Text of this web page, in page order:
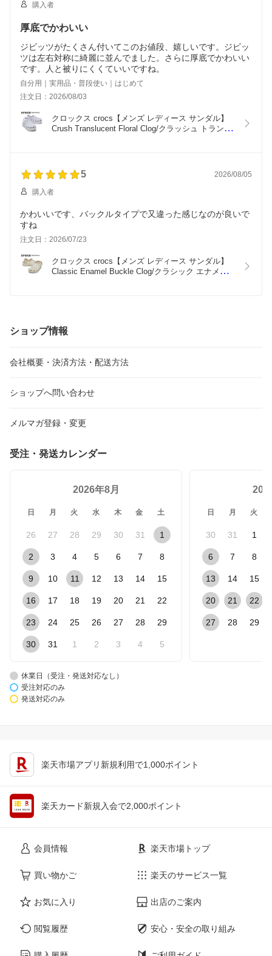
購入者
厚底でかわいい
ジビッツがたくさん付いてこのお値段、嬉しいです。ジビッ
ツは左右対称に綺麗に並んでました。さらに厚底でかわいい
です。人と被りにくくていいですね。
自分用｜実用品・普段使い｜はじめて
注文日：2026/08/03
クロックス crocs【メンズ レディース サンダル】
Crush Translucent Floral Clog/クラッシュ トランス
5 2026/08/05
購入者
かわいいです、バックルタイプで又違った感じなのが良いで
すね
注文日：2026/07/23
クロックス crocs【メンズ レディース サンダル】
Classic Enamel Buckle Clog/クラシック エナメル
ショップ情報
会社概要・決済方法・配送方法
ショップへ問い合わせ
メルマガ登録・変更
受注・発送カレンダー
2026年8月
日 月 火 水 木 金 土
26 27 28 29 30 31 1
2 3 4 5 6 7 8
9 10 11 12 13 14 15
16 17 18 19 20 21 22
23 24 25 26 27 28 29
30 31 1 2 3 4 5
日 月 火
30 31 1
6 7 8
13 14 15
20 21 22
27 28 29
休業日（受注・発送対応なし）
受注対応のみ
発送対応のみ
楽天市場アプリ新規利用で1,000ポイント
楽天カード新規入会で2,000ポイント
会員情報
買い物かご
お気に入り
閲覧履歴
楽天市場トップ
楽天のサービス一覧
出店のご案内
安心・安全の取り組み